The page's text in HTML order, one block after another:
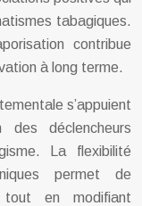
tabagiques.
contribue
à long terme.
s’appuient
déclencheurs
La flexibilité
permet de
tout en modifiant